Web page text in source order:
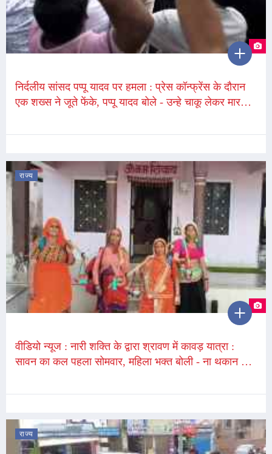
निर्दलीय सांसद पप्पू यादव पर हमला : प्रेस कॉन्फ्रेंस के दौरान
एक शख्स ने जूते फेंके, पप्पू यादव बोले - उन्हे चाकू लेकर मारने
राज्य
वीडियो न्यूज : नारी शक्ति के द्वारा श्रावण में कावड़ यात्रा :
सावन का कल पहला सोमवार, महिला भक्त बोली - ना थकान और
राज्य